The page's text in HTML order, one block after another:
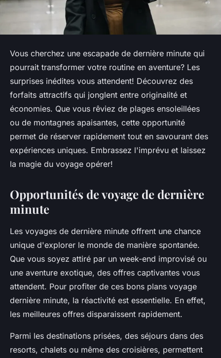
Vous cherchez une escapade de dernière minute qui
pourrait transformer votre routine en aventure? Les
surprises inédites vous attendent! Découvrez des
forfaits attractifs qui jonglent entre originalité et
économies. Que vous rêviez de plages ensoleillées
ou de montagnes apaisantes, cette opportunité
permet de réserver rapidement tout en savourant des
expériences uniques. Embrassez l'imprévu et laissez
la magie du voyage opérer!
Opportunités de voyage de dernière
minute
Les voyages de dernière minute offrent une chance
unique d'explorer le monde de manière spontanée.
Que vous soyez attiré par un week-end improvisé ou
une aventure exotique, des offres captivantes vous
attendent. Pour profiter de ces bons plans voyage
dernière minute, la réactivité est essentielle. En effet,
les meilleures offres disparaissent rapidement.
Parmi les destinations prisées, des séjours dans des
resorts, chalets ou même des croisières, permettent